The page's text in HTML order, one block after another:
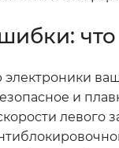
что
и
левого